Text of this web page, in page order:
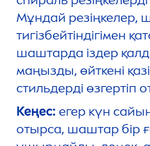
Мұндай резіңкелер,
тигізбейтіндігімен
шаштарда іздер
маңызды, өйткені
стильдерді өзгертіп
Кеңес: егер күн
отырса, шаштар бір